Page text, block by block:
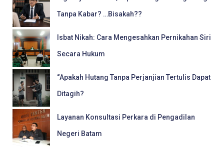
Tanpa Kabar? …Bisakah??
Isbat Nikah: Cara Mengesahkan Pernikahan Siri
Secara Hukum
“Apakah Hutang Tanpa Perjanjian Tertulis Dapat
Ditagih?
Layanan Konsultasi Perkara di Pengadilan
Negeri Batam